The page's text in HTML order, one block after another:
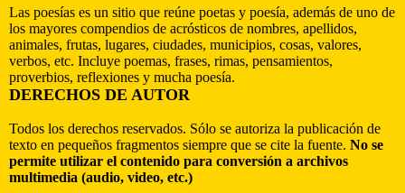
Las poesías es un sitio que reúne poetas y poesía, además de uno de
los mayores compendios de acrósticos de nombres, apellidos,
animales, frutas, lugares, ciudades, municipios, cosas, valores,
verbos, etc. Incluye poemas, frases, rimas, pensamientos,
proverbios, reflexiones y mucha poesía.
DERECHOS DE AUTOR
Todos los derechos reservados. Sólo se autoriza la publicación de
texto en pequeños fragmentos siempre que se cite la fuente. No se
permite utilizar el contenido para conversión a archivos
multimedia (audio, video, etc.)